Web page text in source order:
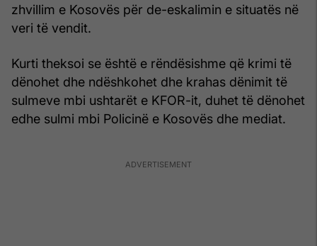
zhvillim e Kosovës për de-eskalimin e situatës në
veri të vendit.
Kurti theksoi se është e rëndësishme që krimi të
dënohet dhe ndëshkohet dhe krahas dënimit të
sulmeve mbi ushtarët e KFOR-it, duhet të dënohet
edhe sulmi mbi Policinë e Kosovës dhe mediat.